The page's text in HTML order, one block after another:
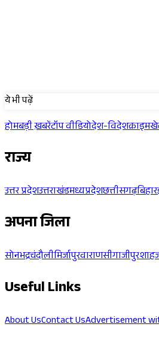
ये भी पढ़ें
होमबड़ी ख़बरेंटॉप वीडियोदेश-विदेशक्राइम
राज्य
उत्तर प्रदेशउत्तराखंडमध्यप्रदेशछत्तीसगढ़बिहार
अपना जिला
सोनभद्रचंदौलीमिर्जापुरवाराणसीगाजीपुर
Useful Links
About UsContact UsAdvertisement